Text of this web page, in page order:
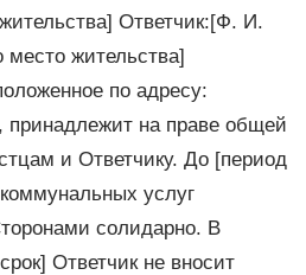
Ответчик:[Ф. И.
место жительства]
по адресу:
принадлежит на праве общей
и Ответчику. До [период
услуг
солидарно. В
Ответчик не вносит